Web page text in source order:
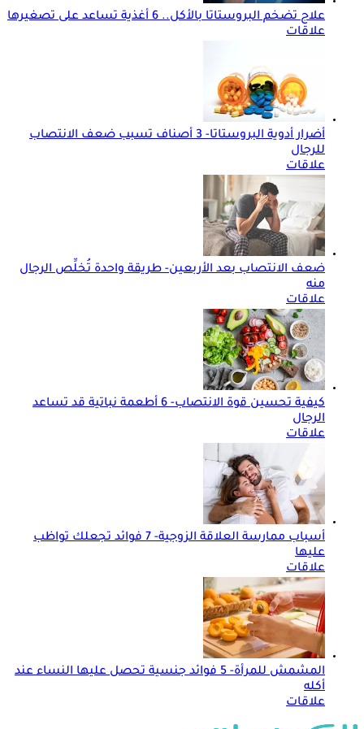
علاج تضخم البروستاتا بالأكل.. 6 أغذية تساعد على تصغيرها
علاقات
أضرار أدوية البروستاتا- 3 أصناف تسبب ضعف الانتصاب
للرجال
علاقات
ضعف الانتصاب بعد الأربعين- طريقة واحدة تُخلِّص الرجال
منه
علاقات
كيفية تحسين قوة الانتصاب- 6 أطعمة نباتية قد تساعد
الرجال
علاقات
أسباب ممارسة العلاقة الزوجية- 7 فوائد تجعلك تواظب
عليها
علاقات
المشمش للمرأة- 5 فوائد جنسية تحصل عليها النساء عند
أكله
علاقات